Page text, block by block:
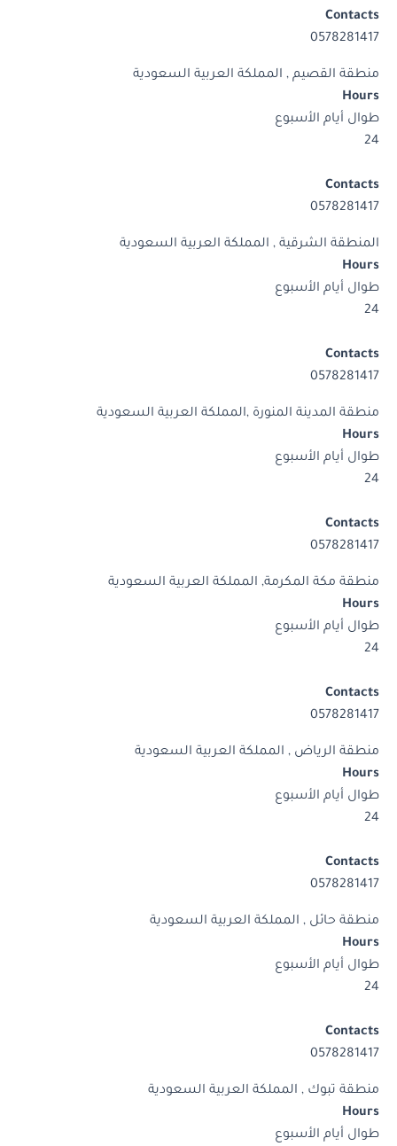
Contacts
0578281417
منطقة القصيم , المملكة العربية السعودية
Hours
طوال أيام الأسبوع
24
Contacts
0578281417
المنطقة الشرقية , المملكة العربية السعودية
Hours
طوال أيام الأسبوع
24
Contacts
0578281417
منطقة المدينة المنورة ,المملكة العربية السعودية
Hours
طوال أيام الأسبوع
24
Contacts
0578281417
منطقة مكة المكرمة, المملكة العربية السعودية
Hours
طوال أيام الأسبوع
24
Contacts
0578281417
منطقة الرياض , المملكة العربية السعودية
Hours
طوال أيام الأسبوع
24
Contacts
0578281417
منطقة حائل , المملكة العربية السعودية
Hours
طوال أيام الأسبوع
24
Contacts
0578281417
منطقة تبوك , المملكة العربية السعودية
Hours
طوال أيام الأسبوع